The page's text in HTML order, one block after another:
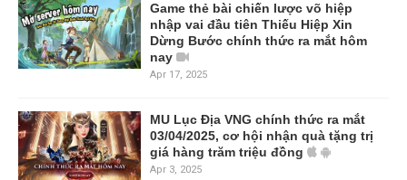
Game thẻ bài chiến lược võ hiệp
nhập vai đầu tiên Thiếu Hiệp Xin
Dừng Bước chính thức ra mắt hôm
nay
Apr 17, 2025
MU Lục Địa VNG chính thức ra mắt
03/04/2025, cơ hội nhận quà tặng trị
giá hàng trăm triệu đồng
Apr 3, 2025